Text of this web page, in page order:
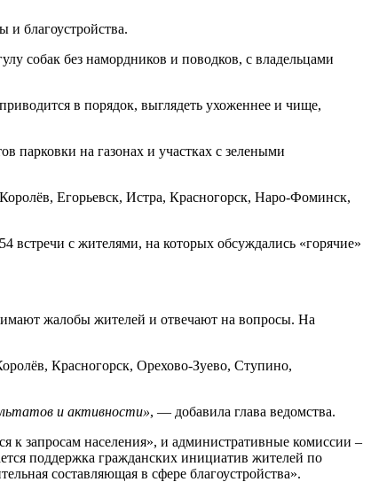
и благоустройства.
собак без намордников и поводков, с владельцами
в порядок, выглядеть ухоженнее и чище,
парковки на газонах и участках с зелеными
Егорьевск, Истра, Красногорск, Наро-Фоминск,
встречи с жителями, на которых обсуждались «горячие»
жалобы жителей и отвечают на вопросы. На
Красногорск, Орехово-Зуево, Ступино,
и активности», — добавила глава ведомства.
к запросам населения», и административные комиссии –
поддержка гражданских инициатив жителей по
составляющая в сфере благоустройства».